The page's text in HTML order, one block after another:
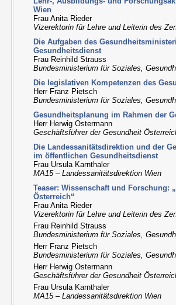
Wien
Frau Anita Rieder
Vizerektorin für Lehre und Leiterin des
Die Aufgaben des
Gesundheitsdienst
Frau Reinhild Strauss
Bundesministerium für Soziales,
Die legislativen Kompetenzen des
Herr Franz Pietsch
Bundesministerium für Soziales,
Gesundheitsplanung im Rahmen der
Herr Herwig Ostermann
Geschäftsführer der Gesundheit
Die Landessanitätsdirektion und der
im öffentlichen Gesundheitsdienst
Frau Ursula Karnthaler
MA15 – Landessanitätsdirektion Wien
Teaser: Wissenschaft und Forschung:
Österreich“
Frau Anita Rieder
Vizerektorin für Lehre und Leiterin des
Frau Reinhild Strauss
Bundesministerium für Soziales,
Herr Franz Pietsch
Bundesministerium für Soziales,
Herr Herwig Ostermann
Geschäftsführer der Gesundheit
Frau Ursula Karnthaler
MA15 – Landessanitätsdirektion Wien